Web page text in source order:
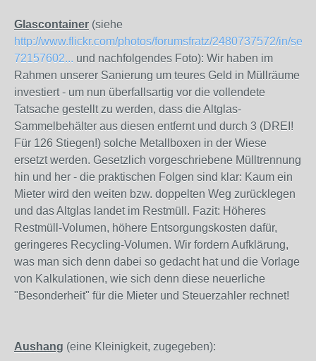
Glascontainer (siehe
http://www.flickr.com/photos/forumsfratz/2480737572/in/set-
72157602... und nachfolgendes Foto): Wir haben im
Rahmen unserer Sanierung um teures Geld in Müllräume
investiert - um nun überfallsartig vor die vollendete
Tatsache gestellt zu werden, dass die Altglas-
Sammelbehälter aus diesen entfernt und durch 3 (DREI!
Für 126 Stiegen!) solche Metallboxen in der Wiese
ersetzt werden. Gesetzlich vorgeschriebene Mülltrennung
hin und her - die praktischen Folgen sind klar: Kaum ein
Mieter wird den weiten bzw. doppelten Weg zurücklegen
und das Altglas landet im Restmüll. Fazit: Höheres
Restmüll-Volumen, höhere Entsorgungskosten dafür,
geringeres Recycling-Volumen. Wir fordern Aufklärung,
was man sich denn dabei so gedacht hat und die Vorlage
von Kalkulationen, wie sich denn diese neuerliche
"Besonderheit" für die Mieter und Steuerzahler rechnet!
Aushang (eine Kleinigkeit, zugegeben):